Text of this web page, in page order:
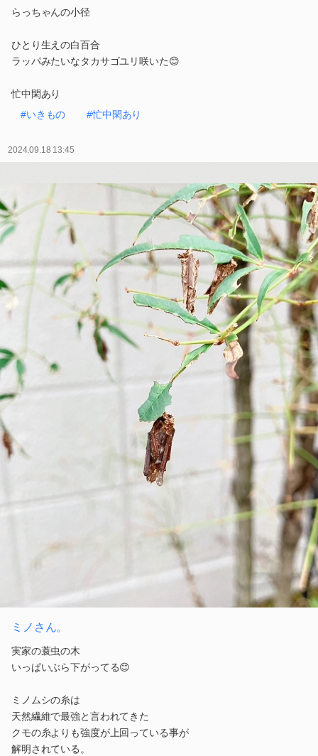
らっちゃんの小径
ひとり生えの白百合
ラッパみたいなタカサゴユリ咲いた😊
忙中閑あり
#いきもの
#忙中閑あり
2024.09.18 13:45
ミノさん。
実家の蓑虫の木
いっぱいぶら下がってる😊
ミノムシの糸は
天然繊維で最強と言われてきた
クモの糸よりも強度が上回っている事が
解明されている。